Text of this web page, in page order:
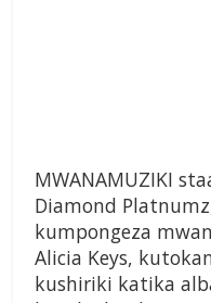
MWANAMUZIKI
Diamond
kumpongeza
Alicia Keys,
kushiriki katika